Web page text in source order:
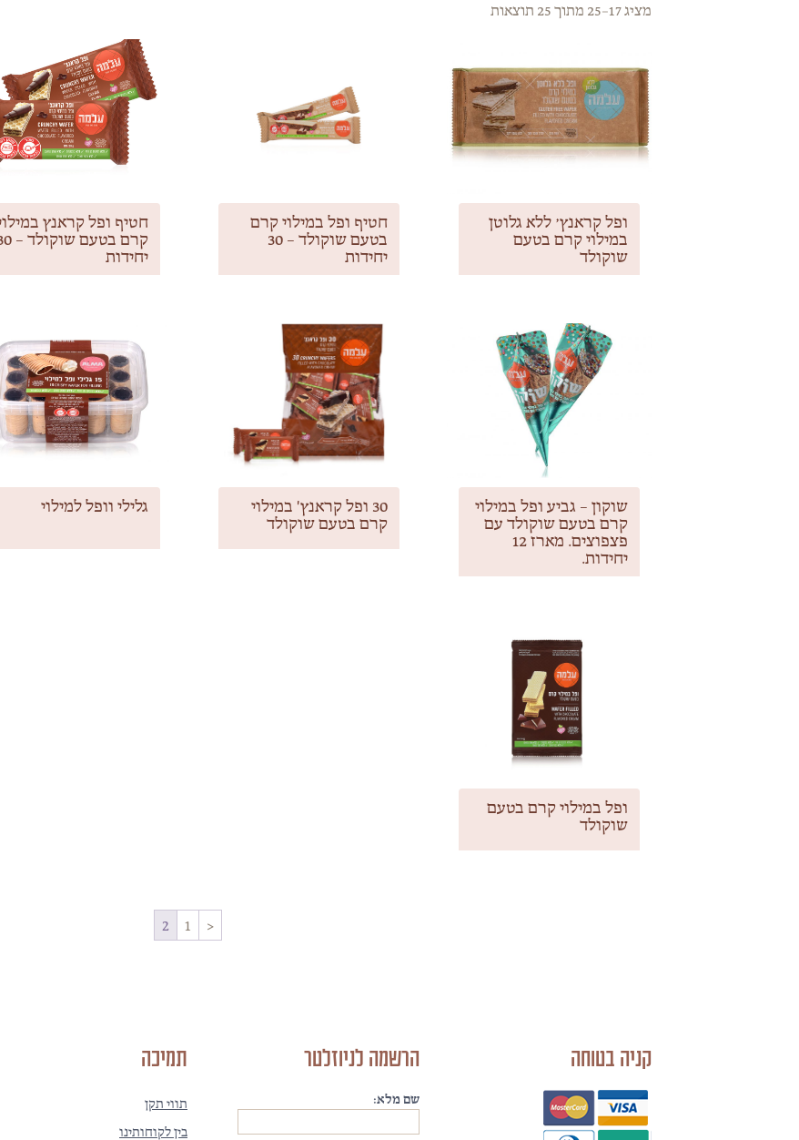
מציג 17–25 מתוך 25 תוצאות
ופל קראנץ׳ ללא גלוטן
במילוי קרם בטעם
שוקולד
חטיף ופל במילוי קרם
בטעם שוקולד – 30
יחידות
חטיף ופל קראנץ
קרם בטעם
יחידות
שוקון – גביע ופל במילוי
קרם בטעם שוקולד עם
פצפוצים. מארז 12
יחידות.
30 ופל קראנץ' במילוי
קרם בטעם שוקולד
גלילי וופל למילוי
ופל במילוי קרם בטעם
שוקולד
<
1
2
קניה בטוחה הרשמה לניוזלטר
שם מלא:
תמיכה
תווי תקן
בין לקוחותינו